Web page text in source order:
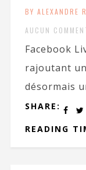
BY ALEXANDRE
AUCUN
Facebook
rajoutant
désormais
SHARE:
READING